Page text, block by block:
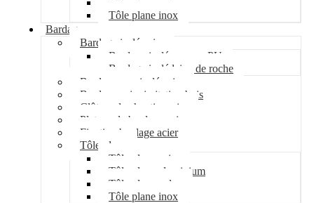
Tôle plane inox
Bardage
Bardage isolé acier
Bardage isolé mousse PU
Bardage isolé laine de roche
Bardage non isolé acier
Bardage acier imitation bois
Clôture de chantier acier
Plateau de bardage acier
Fixation bardage acier
Tôle plane
Tôle plane acier
Tôle plane aluminium
Tôle plane galva
Tôle plane inox